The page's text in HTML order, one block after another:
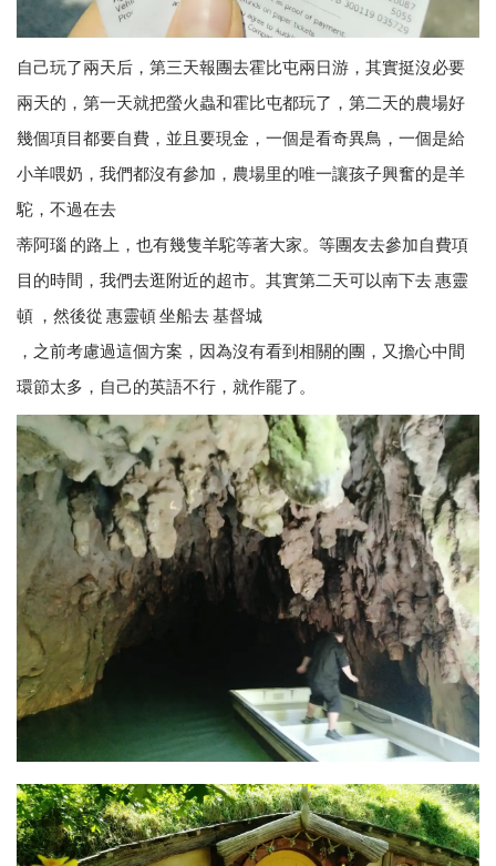
自己玩了兩天后，第三天報團去霍比屯兩日游，其實挺沒必要
兩天的，第一天就把螢火蟲和霍比屯都玩了，第二天的農場好
幾個項目都要自費，並且要現金，一個是看奇異鳥，一個是給
小羊喂奶，我們都沒有參加，農場里的唯一讓孩子興奮的是羊
駝，不過在去
蒂阿瑙 的路上，也有幾隻羊駝等著大家。等團友去參加自費項
目的時間，我們去逛附近的超市。其實第二天可以南下去 惠靈
頓 ，然後從 惠靈頓 坐船去 基督城
，之前考慮過這個方案，因為沒有看到相關的團，又擔心中間
環節太多，自己的英語不行，就作罷了。